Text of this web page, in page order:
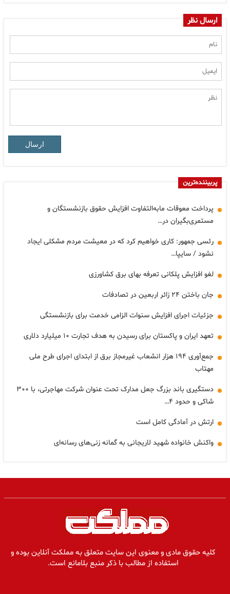
ارسال نظر
ارسال
پربیننده‌ترین
پرداخت معوقات مابه‌التفاوت افزایش حقوق بازنشستگان و
مستمری‌بگیران در…
رئسی جمهور: کاری خواهیم کرد که در معیشت مردم مشکلی ایجاد
نشود / سایپا…
لغو افزایش پلکانی تعرفه بهای برق کشاورزی
جان باختن ۲۴ زائر اربعین در تصادفات
جزئیات اجرای افزایش سنوات الزامی خدمت برای بازنشستگی
تعهد ایران و پاکستان برای رسیدن به هدف تجارت ۱۰ میلیارد دلاری
جمع‌آوری ۱۹۴ هزار انشعاب غیرمجاز برق از ابتدای اجرای طرح ملی
مهتاب
دستگیری باند بزرگ جعل مدارک تحت عنوان شرکت مهاجرتی، با ۳۰۰
شاکی و حدود ۴…
ارتش در آمادگی کامل است
واکنش خانواده شهید لاریجانی به گمانه زنی‌های رسانه‌ای
کلیه حقوق مادی و معنوی این سایت متعلق به مملکت آنلاین بوده و
استفاده از مطالب با ذکر منبع بلامانع است.